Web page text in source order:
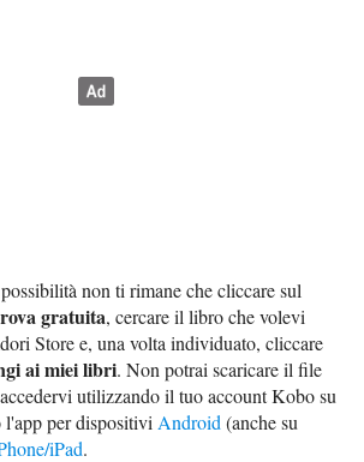
non ti rimane che cliccare sul
gratuita, cercare il libro che volevi
Store e, una volta individuato, cliccare
ai miei libri. Non potrai scaricare il file
utilizzando il tuo account Kobo su
l'app per dispositivi Android (anche su
iPad.